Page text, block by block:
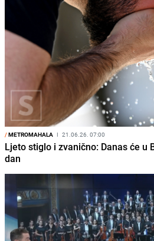
/METROMAHALA I 21.06.26. 07:00
Ljeto stiglo i zvanično: Danas će u
dan